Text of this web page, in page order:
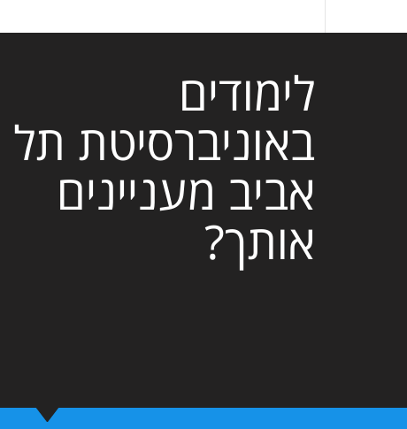
לימודים
באוניברסיטת תל
אביב מעניינים
אותך?